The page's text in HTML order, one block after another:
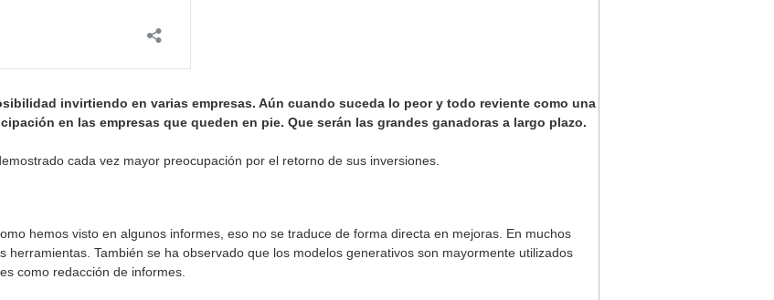
invirtiendo en varias empresas. Aún cuando suceda lo peor y todo reviente como una
en las empresas que queden en pie. Que serán las grandes ganadoras a largo plazo.
cada vez mayor preocupación por el retorno de sus inversiones.
hemos visto en algunos informes, eso no se traduce de forma directa en mejoras. En muchos
herramientas. También se ha observado que los modelos generativos son mayormente utilizados
como redacción de informes.